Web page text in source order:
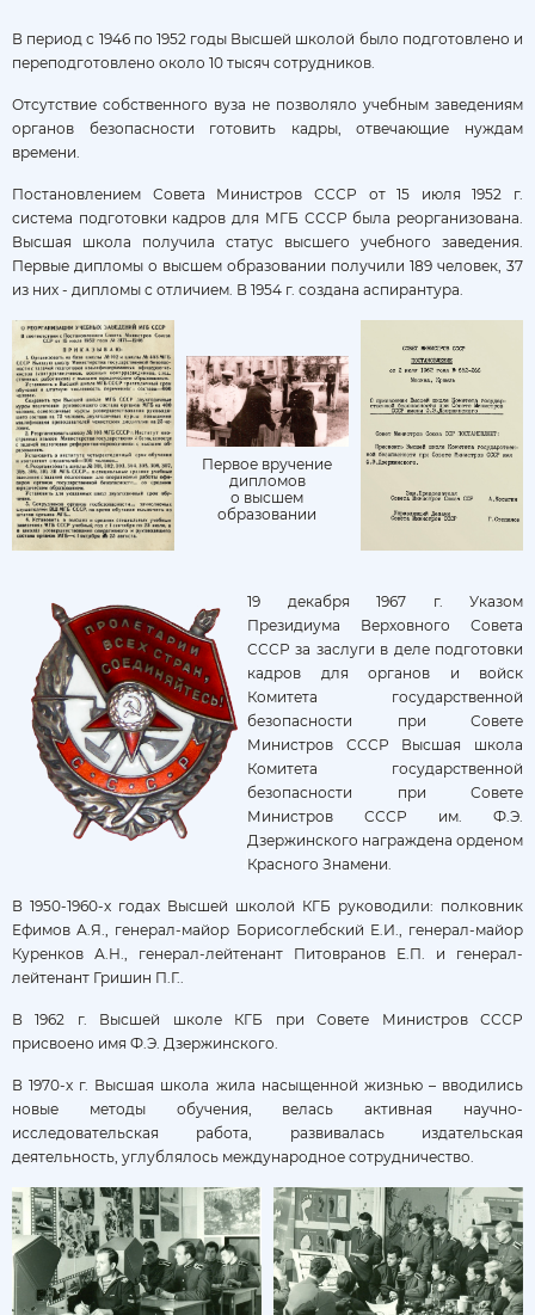
В период с 1946 по 1952 годы Высшей школой было подготовлено и
переподготовлено около 10 тысяч сотрудников.
Отсутствие собственного вуза не позволяло учебным заведениям
органов безопасности готовить кадры, отвечающие нуждам
времени.
Постановлением Совета Министров СССР от 15 июля 1952 г.
система подготовки кадров для МГБ СССР была реорганизована.
Высшая школа получила статус высшего учебного заведения.
Первые дипломы о высшем образовании получили 189 человек, 37
из них - дипломы с отличием. В 1954 г. создана аспирантура.
Первое вручение
дипломов
о высшем
образовании
19 декабря 1967 г. Указом
Президиума Верховного Совета
СССР за заслуги в деле подготовки
кадров для органов и войск
Комитета государственной
безопасности при Совете
Министров СССР Высшая школа
Комитета государственной
безопасности при Совете
Министров СССР им. Ф.Э.
Дзержинского награждена орденом
Красного Знамени.
В 1950-1960-х годах Высшей школой КГБ руководили: полковник
Ефимов А.Я., генерал-майор Борисоглебский Е.И., генерал-майор
Куренков А.Н., генерал-лейтенант Питовранов Е.П. и генерал-
лейтенант Гришин П.Г..
В 1962 г. Высшей школе КГБ при Совете Министров СССР
присвоено имя Ф.Э. Дзержинского.
В 1970-х г. Высшая школа жила насыщенной жизнью – вводились
новые методы обучения, велась активная научно-
исследовательская работа, развивалась издательская
деятельность, углублялось международное сотрудничество.